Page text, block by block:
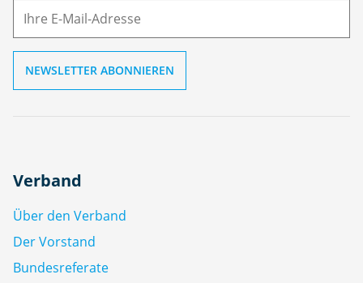
Verband
Über den Verband
Der Vorstand
Bundesreferate